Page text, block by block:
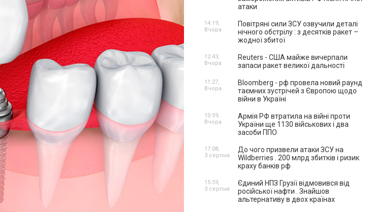
атаки
Повітряні сили ЗСУ озвучили деталі
нічного обстрілу : з десятків ракет –
жодної збитої
14:19,
Вчора
Reuters - США майже вичерпали
запаси ракет великої дальності
12:43,
Вчора
Bloomberg - рф провела новий раунд
таємних зустрічей з Європою щодо
війни в Україні
11:27,
Вчора
Армія РФ втратила на війні проти
України ще 1130 військових і два
засоби ППО
10:59,
Вчора
До чого призвели атаки ЗСУ на
Wildberries . 200 млрд збитків і ризик
краху банків рф
17:08,
3 серпня
Єдиний НПЗ Грузії відмовився від
російської нафти . Знайшов
альтернативу в двох країнах
15:59,
3 серпня